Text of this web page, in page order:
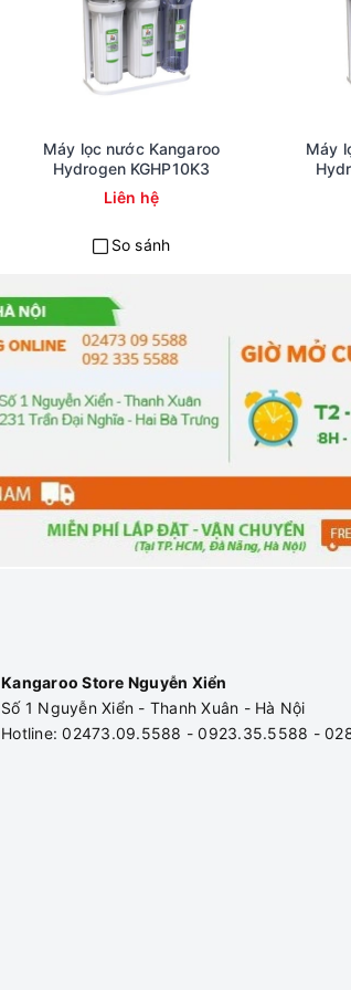
Máy lọc nước Kangaroo
Hydrogen KGHP10K3
Liên hệ
So sánh
Máy
Kangaroo Store Nguyễn Xiển
Số 1 Nguyễn Xiển - Thanh Xuân - Hà Nội
Hotline: 02473.09.5588 - 0923.35.5588 -